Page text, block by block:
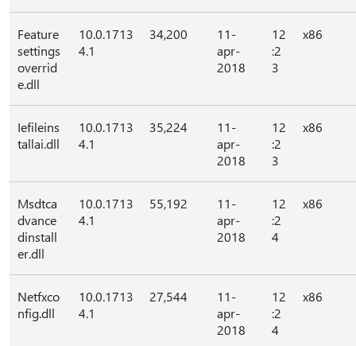
Feature
settings
overrid
e.dll
10.0.1713
4.1
34,200
11-
apr-
2018
12
:2
3
x86
Iefileins
tallai.dll
10.0.1713
4.1
35,224
11-
apr-
2018
12
:2
3
x86
Msdtca
dvance
dinstall
er.dll
10.0.1713
4.1
55,192
11-
apr-
2018
12
:2
4
x86
Netfxco
nfig.dll
10.0.1713
4.1
27,544
11-
apr-
2018
12
:2
4
x86